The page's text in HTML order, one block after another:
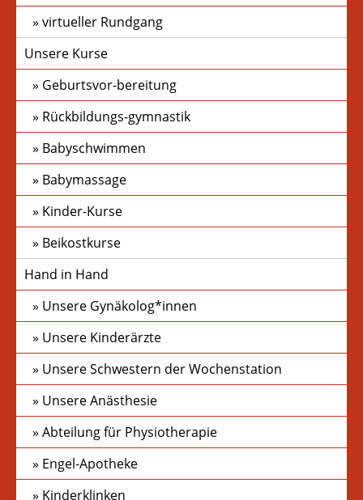
virtueller Rundgang
Unsere Kurse
Geburtsvor-bereitung
Rückbildungs-gymnastik
Babyschwimmen
Babymassage
Kinder-Kurse
Beikostkurse
Hand in Hand
Unsere Gynäkolog*innen
Unsere Kinderärzte
Unsere Schwestern der Wochenstation
Unsere Anästhesie
Abteilung für Physiotherapie
Engel-Apotheke
Kinderklinken